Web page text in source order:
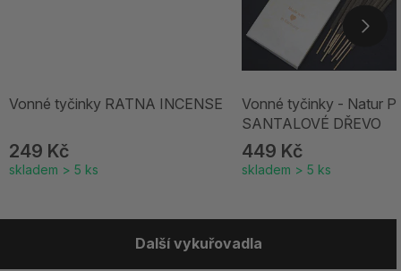
Vonné tyčinky RATNA INCENSE
249 Kč
skladem > 5 ks
Vonné tyčinky - Natur
SANTALOVÉ DŘEVO
449 Kč
skladem > 5 ks
Další vykuřovadla